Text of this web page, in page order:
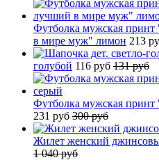
Футболка мужская
в мире муж" лимон 213
голубой 116 руб 131 руб
Футболка мужская
231 руб 300 руб
Жилет женский
1 040 руб